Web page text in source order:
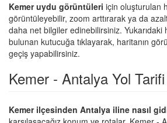
Kemer uydu görüntüleri için oluşturulan
görüntüleyebilir, zoom arttırarak ya da
daha net bilgiler edinebilirsiniz. Yukarıdaki
bulunan kutucuğa tıklayarak, haritanın
geçiş yapabilirsiniz.
Kemer - Antalya Yol Tarifi
Kemer ilçesinden Antalya iline nasıl